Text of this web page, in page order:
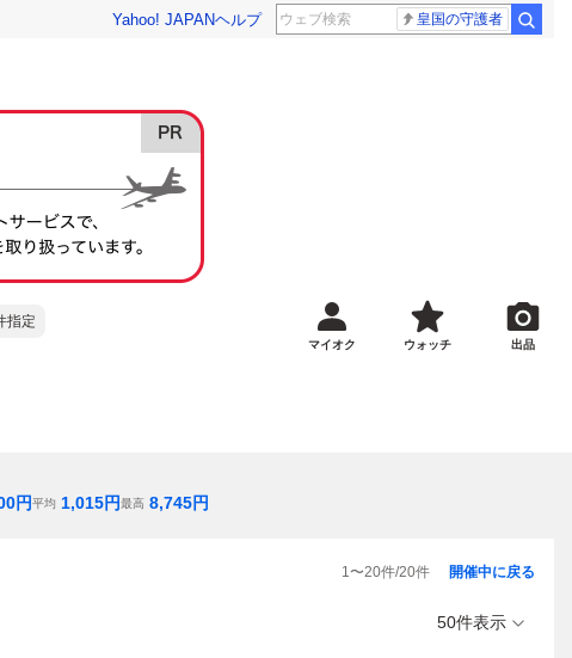
Yahoo! JAPANヘルプ 皇国の守護者
指定
マイオク ウォッチ 出品
円平均 1,015円最高 8,745円
1〜20件/20件 開催中に戻る
50件表示